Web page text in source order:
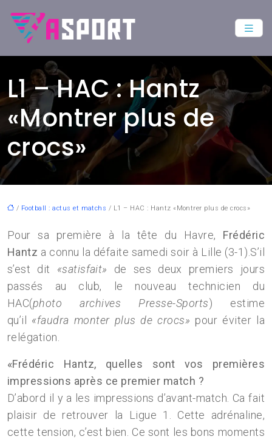
L1 – HAC : Hantz
«Montrer plus de
crocs»
/ Football : actus et matchs / L1 – HAC : Hantz «Montrer plus de crocs»
Pour sa première à la tête du Havre, Frédéric
Hantz a connu la défaite samedi soir à Lille (3-1).S’il
s’est dit «satisfait» de ses deux premiers jours
passés au club, le nouveau technicien du
HAC(photo archives Presse-Sports) estime
qu’il «faudra monter plus de crocs» pour éviter la
relégation.
«Frédéric Hantz, quelles sont vos premières
impressions après ce premier match ?
D’abord il y a les impressions d’avant-match. Ca fait
plaisir de retrouver la Ligue 1. Cette adrénaline,
cette tension, c’est bien. Ce sont les bons moments